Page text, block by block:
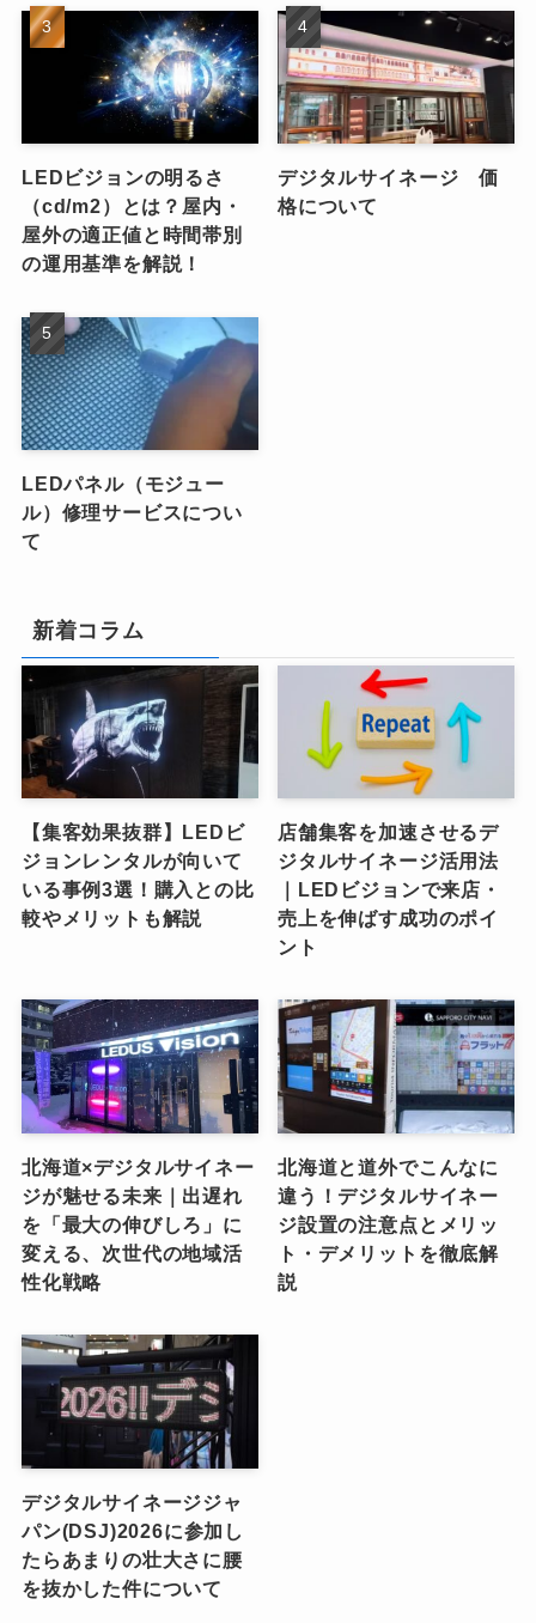
LEDビジョンの明るさ
（cd/m2）とは？屋内・
屋外の適正値と時間帯別
の運用基準を解説！
デジタルサイネージ 価
格について
LEDパネル（モジュー
ル）修理サービスについ
て
新着コラム
【集客効果抜群】LEDビ
ジョンレンタルが向いて
いる事例3選！購入との比
較やメリットも解説
店舗集客を加速させるデ
ジタルサイネージ活用法
｜LEDビジョンで来店・
売上を伸ばす成功のポイ
ント
北海道×デジタルサイネー
ジが魅せる未来｜出遅れ
を「最大の伸びしろ」に
変える、次世代の地域活
性化戦略
北海道と道外でこんなに
違う！デジタルサイネー
ジ設置の注意点とメリッ
ト・デメリットを徹底解
説
デジタルサイネージジャ
パン(DSJ)2026に参加し
たらあまりの壮大さに腰
を抜かした件について